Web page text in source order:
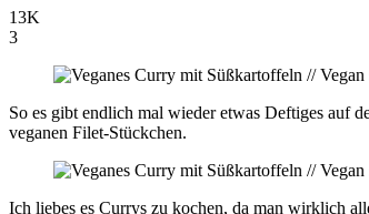
13K
3
So es gibt endlich mal wieder etwas Deftiges auf
veganen Filet-Stückchen.
Ich liebes es Currys zu kochen, da man wirklich